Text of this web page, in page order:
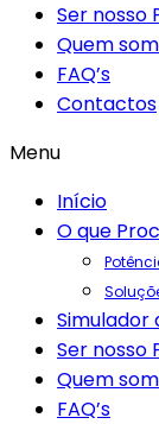
Ser nosso
Quem
FAQ’s
Contactos
Menu
Início
O que
Simulador
Ser nosso
Quem
FAQ’s